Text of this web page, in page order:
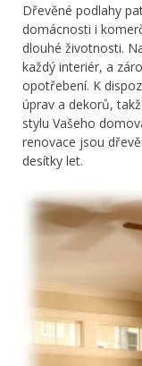
Dřevěné podlahy
domácnosti i
dlouhé životnosti.
každý interiér, a
opotřebení. K
úprav a dekorů,
stylu Vašeho
renovace jsou
desítky let.